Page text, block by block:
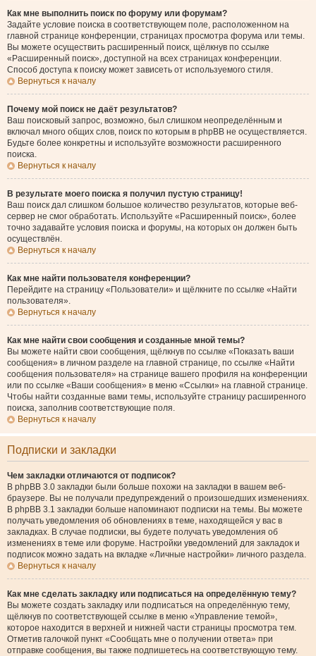
Как мне выполнить поиск по форуму или форумам?
Задайте условие поиска в соответствующем поле, расположенном на
главной странице конференции, страницах просмотра форума или темы.
Вы можете осуществить расширенный поиск, щёлкнув по ссылке
«Расширенный поиск», доступной на всех страницах конференции.
Способ доступа к поиску может зависеть от используемого стиля.
Вернуться к началу
Почему мой поиск не даёт результатов?
Ваш поисковый запрос, возможно, был слишком неопределённым и
включал много общих слов, поиск по которым в phpBB не осуществляется.
Будьте более конкретны и используйте возможности расширенного
поиска.
Вернуться к началу
В результате моего поиска я получил пустую страницу!
Ваш поиск дал слишком большое количество результатов, которые веб-
сервер не смог обработать. Используйте «Расширенный поиск», более
точно задавайте условия поиска и форумы, на которых он должен быть
осуществлён.
Вернуться к началу
Как мне найти пользователя конференции?
Перейдите на страницу «Пользователи» и щёлкните по ссылке «Найти
пользователя».
Вернуться к началу
Как мне найти свои сообщения и созданные мной темы?
Вы можете найти свои сообщения, щёлкнув по ссылке «Показать ваши
сообщения» в личном разделе на главной странице, по ссылке «Найти
сообщения пользователя» на странице вашего профиля на конференции
или по ссылке «Ваши сообщения» в меню «Ссылки» на главной странице.
Чтобы найти созданные вами темы, используйте страницу расширенного
поиска, заполнив соответствующие поля.
Вернуться к началу
Подписки и закладки
Чем закладки отличаются от подписок?
В phpBB 3.0 закладки были больше похожи на закладки в вашем веб-
браузере. Вы не получали предупреждений о произошедших изменениях.
В phpBB 3.1 закладки больше напоминают подписки на темы. Вы можете
получать уведомления об обновлениях в теме, находящейся у вас в
закладках. В случае подписки, вы будете получать уведомления об
изменениях в теме или форуме. Настройки уведомлений для закладок и
подписок можно задать на вкладке «Личные настройки» личного раздела.
Вернуться к началу
Как мне сделать закладку или подписаться на определённую тему?
Вы можете создать закладку или подписаться на определённую тему,
щёлкнув по соответствующей ссылке в меню «Управление темой»,
которое находится в верхней и нижней части страницы просмотра тем.
Отметив галочкой пункт «Сообщать мне о получении ответа» при
отправке сообщения, вы также подпишетесь на соответствующую тему.